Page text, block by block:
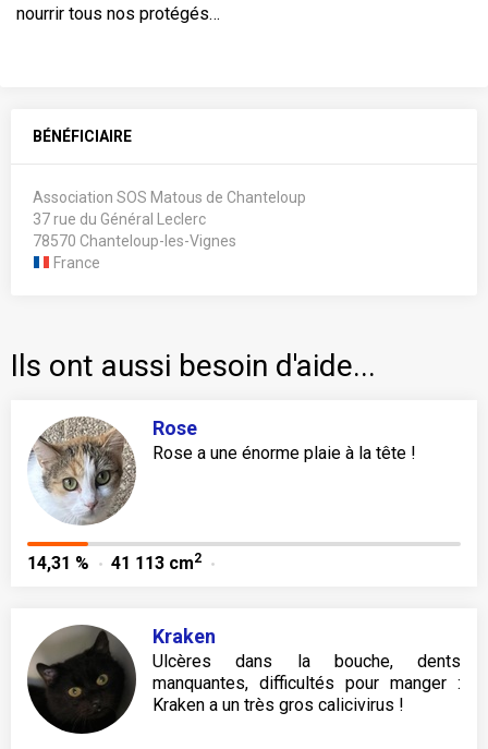
nourrir tous nos protégés…
BÉNÉFICIAIRE
Association SOS Matous de Chanteloup
37 rue du Général Leclerc
78570 Chanteloup-les-Vignes
France
Ils ont aussi besoin d'aide...
Rose
Rose a une énorme plaie à la tête !
14,31 % 41 113 cm2
Kraken
Ulcères dans la bouche, dents
manquantes, difficultés pour manger :
Kraken a un très gros calicivirus !